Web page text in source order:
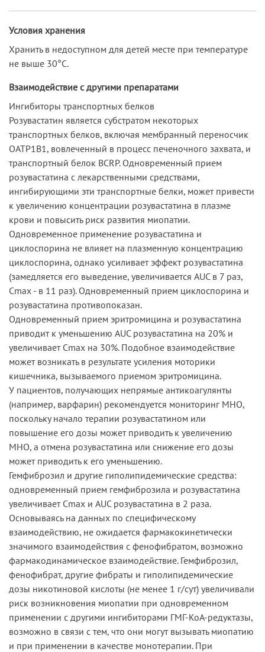
Условия хранения
Хранить в недоступном для детей месте при температуре
не выше 30°С.
Взаимодействие с другими препаратами
Ингибиторы транспортных белков
Розувастатин является субстратом некоторых
транспортных белков, включая мембранный переносчик
ОАТР1В1, вовлеченный в процесс печеночного захвата, и
транспортный белок BCRP. Одновременный прием
розувастатина с лекарственными средствами,
ингибирующими эти транспортные белки, может привести
к увеличению концентрации розувастатина в плазме
крови и повысить риск развития миопатии.
Одновременное применение розувастатина и
циклоспорина не влияет на плазменную концентрацию
циклоспорина, однако усиливает эффект розувастатина
(замедляется его выведение, увеличивается AUC в 7 раз,
Cmax - в 11 раз). Одновременный прием циклоспорина и
розувастатина противопоказан.
Одновременный прием эритромицина и розувастатина
приводит к уменьшению AUC розувастатина на 20% и
увеличивает Cmax на 30%. Подобное взаимодействие
может возникать в результате усиления моторики
кишечника, вызываемого приемом эритромицина.
У пациентов, получающих непрямые антикоагулянты
(например, варфарин) рекомендуется мониторинг MHO,
поскольку начало терапии розувастатином или
повышение его дозы может приводить к увеличению
MHO, а отмена розувастатина или снижение его дозы
может приводить к его уменьшению.
Гемфиброзил и другие гиполипидемические средства:
одновременный прием гемфиброзила и розувастатина
увеличивает Cmax и AUC розувастатина в 2 раза.
Основываясь на данных по специфическому
взаимодействию, не ожидается фармакокинетически
значимого взаимодействия с фенофибратом, возможно
фармакодинамическое взаимодействие. Гемфиброзил,
фенофибрат, другие фибраты и гиполипидемические
дозы никотиновой кислоты (не менее 1 г/сут) увеличивали
риск возникновения миопатии при одновременном
применении с другими ингибиторами ГМГ-КоА-редуктазы,
возможно в связи с тем, что они могут вызывать миопатию
и при применении в качестве монотерапии. При